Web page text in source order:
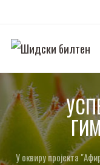
У оквиру пројекта